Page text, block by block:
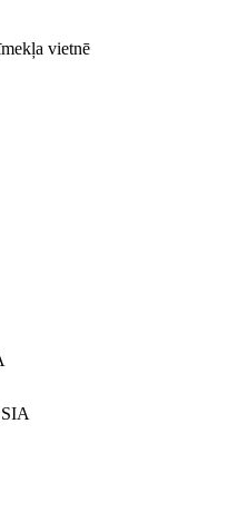
vietnē